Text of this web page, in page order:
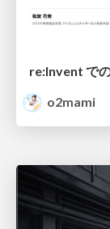
re:Invent で
o2mami